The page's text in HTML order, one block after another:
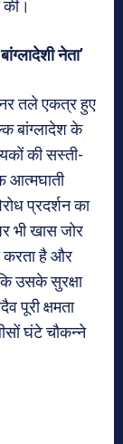
नेता’
तले एकत्र हुए
बांग्लादेश के
की सस्ती-
आत्मघाती
प्रदर्शन का
भी खास जोर
करता है और
उसके सुरक्षा
पूरी क्षमता
घंटे चौकन्ने